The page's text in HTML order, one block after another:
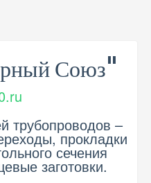
Союз"
трубопроводов –
прокладки
сечения
заготовки.